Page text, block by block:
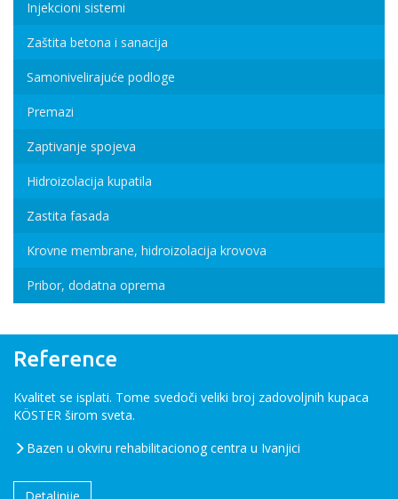
Injekcioni sistemi
Zaštita betona i sanacija
Samonivelirajuće podloge
Premazi
Zaptivanje spojeva
Hidroizolacija kupatila
Zastita fasada
Krovne membrane, hidroizolacija krovova
Pribor, dodatna oprema
Reference
Kvalitet se isplati. Tome svedoči veliki broj zadovoljnih kupaca
KÖSTER širom sveta.
Bazen u okviru rehabilitacionog centra u Ivanjici